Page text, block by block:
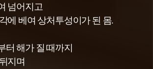
넘어지고
에 베여 상처투성이가 된 몸.
터 해가 질 때까지
지며